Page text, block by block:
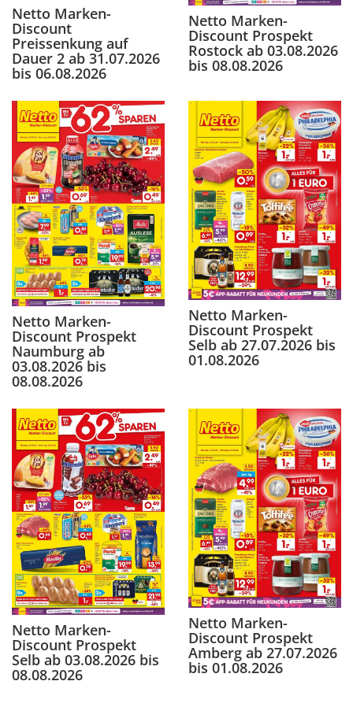
Netto Marken-
Discount
Preissenkung auf
Dauer 2 ab 31.07.2026
bis 06.08.2026
Netto Marken-
Discount Prospekt
Rostock ab 03.08.2026
bis 08.08.2026
Netto Marken-
Discount Prospekt
Naumburg ab
03.08.2026 bis
08.08.2026
Netto Marken-
Discount Prospekt
Selb ab 27.07.2026 bis
01.08.2026
Netto Marken-
Discount Prospekt
Selb ab 03.08.2026 bis
08.08.2026
Netto Marken-
Discount Prospekt
Amberg ab 27.07.2026
bis 01.08.2026